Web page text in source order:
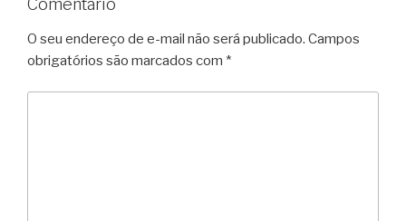
Comentário
O seu endereço de e-mail não será publicado. Campos
obrigatórios são marcados com *